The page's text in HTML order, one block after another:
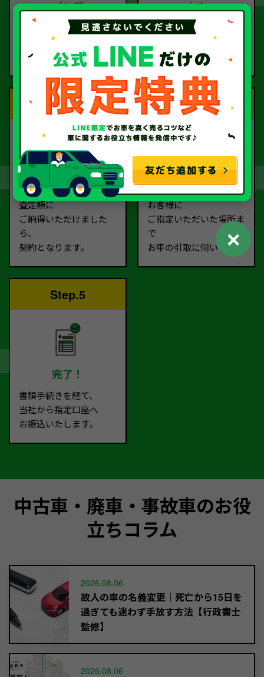
ご依頼
お電話または査定フォー
ご依頼ください。
査定
査定のプロが
お電話で回答いたしま
す。
Step.3
契約
査定額に
ご納得いただけました
ら、
契約となります。
Step.4
お引取り
お客様に
ご指定いただいた場所ま
で
お車の引取に伺います。
Step.5
完了！
書類手続きを経て、
当社から指定口座へ
お振込いたします。
中古車・廃車・事故車のお役
立ちコラム
2026.08.06
故人の車の名義変更｜死亡から15日を
過ぎても迷わず手放す方法【行政書士
監修】
2026.08.06
✕